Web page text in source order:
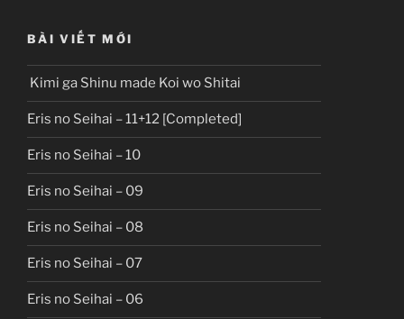
BÀI VIẾT MỚI
Kimi ga Shinu made Koi wo Shitai
Eris no Seihai – 11+12 [Completed]
Eris no Seihai – 10
Eris no Seihai – 09
Eris no Seihai – 08
Eris no Seihai – 07
Eris no Seihai – 06